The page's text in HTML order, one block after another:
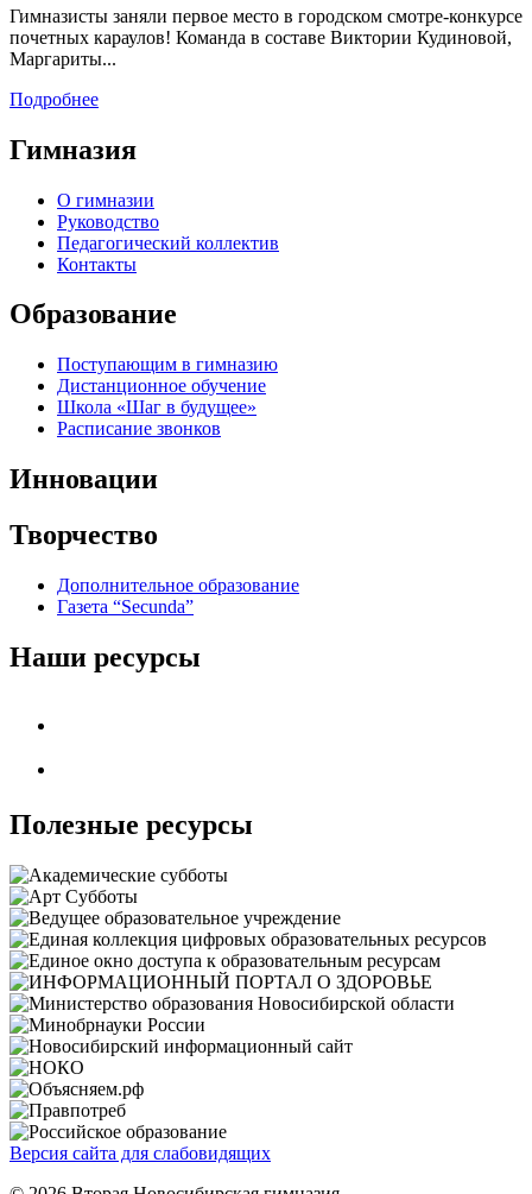
Гимназисты заняли первое место в городском смотре-конкурсе
почетных караулов! Команда в составе Виктории Кудиновой,
Маргариты...
Подробнее
Гимназия
О гимназии
Руководство
Педагогический коллектив
Контакты
Образование
Поступающим в гимназию
Дистанционное обучение
Школа «Шаг в будущее»
Расписание звонков
Инновации
Творчество
Дополнительное образование
Газета “Secunda”
Наши ресурсы
Полезные ресурсы
Версия сайта для слабовидящих